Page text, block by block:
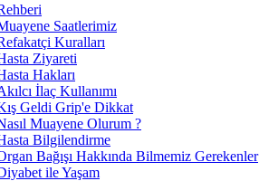
Saatlerimiz
Kuralları
Ziyareti
Hakları
İlaç Kullanımı
Geldi Grip'e Dikkat
Muayene Olurum ?
Bilgilendirme
Bağışı Hakkında Bilmemiz Gerekenler
ile Yaşam